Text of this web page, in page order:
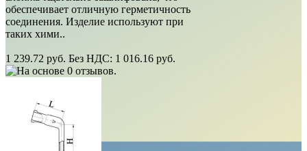
обеспечивает отличную герметичность
соединения. Изделие используют при
таких хими..
1 239.72 руб. Без НДС: 1 016.16 руб.